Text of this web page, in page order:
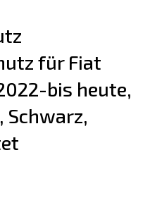
für Fiat
bis heute,
Schwarz,